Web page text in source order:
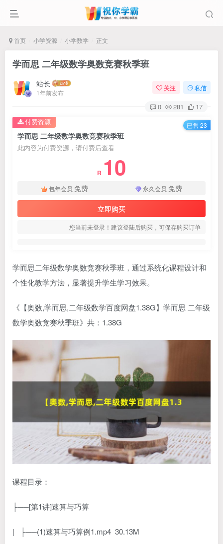
首页 小学资源 小学数学 正文
学而思 二年级数学奥数竞赛秋季班
站长
1年前发布
关注 私信
0 281 17
学而思 二年级数学奥数竞赛秋季班
此内容为付费资源，请付费后查看
R 10
包年会员 免费 永久会员 免费
立即购买
您当前未登录！建议登陆后购买，可保存购买订单
付费资源 已售 23
学而思二年级数学奥数竞赛秋季班，通过系统化课程设计和
个性化教学方法，显著提升学生学习效果。
《【奥数,学而思,二年级数学百度网盘1.38G】学而思 二年级
数学奥数竞赛秋季班》共：1.38G
课程目录：
├──[第1讲]速算与巧算
| ├──(1)速算与巧算例1.mp4 30.13M